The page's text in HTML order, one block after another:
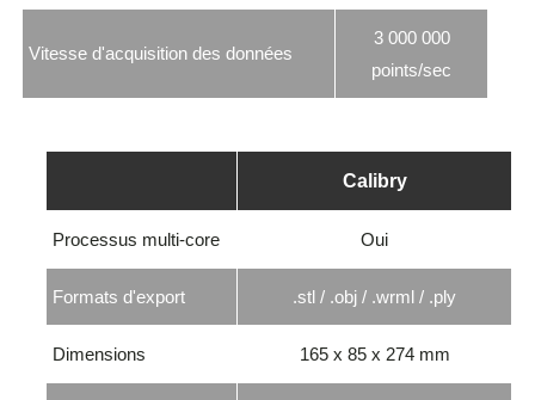
Vitesse d'acquisition des données
3 000 000
points/sec
Calibry
Processus multi-core Oui
Formats d'export .stl / .obj / .wrml / .ply
Dimensions 165 x 85 x 274 mm